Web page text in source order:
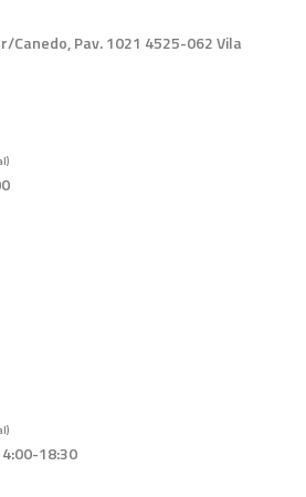
Canedo, Pav. 1021 4525-062 Vila
18:30